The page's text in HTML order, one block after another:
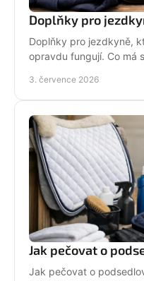
Doplňky pro
Doplňky pro jezdkyně,
opravdu fungují. Co má
3. července 2026
Jak pečovat o
Jak pečovat o